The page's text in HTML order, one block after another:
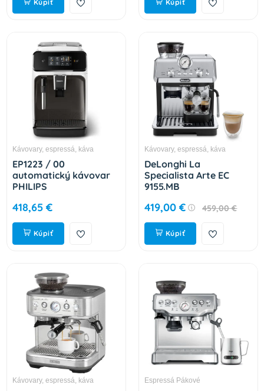
Kúpiť Kúpiť
Kávovary, espressá, káva
EP1223 / 00
automatický kávovar
PHILIPS
418,65 €
Kúpiť
Kávovary, espressá, káva
DeLonghi La
Specialista Arte EC
9155.MB
419,00 € 459,00 €
Kúpiť
Kávovary, espressá, káva Espressá Pákové